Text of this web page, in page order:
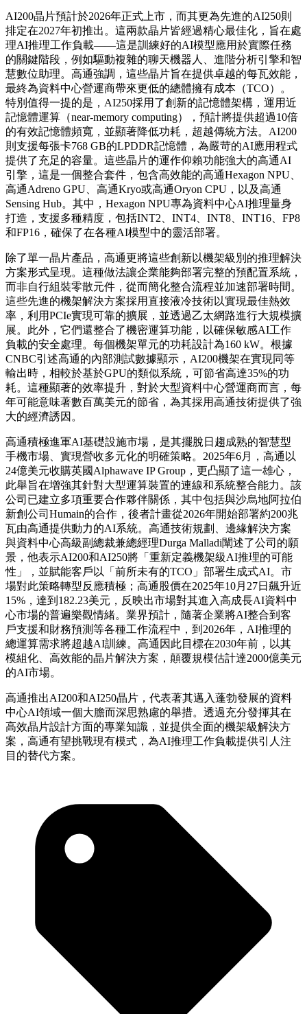
AI200晶片預計於2026年正式上市，而其更為先進的AI250則
排定在2027年初推出。這兩款晶片皆經過精心最佳化，旨在處
理AI推理工作負載——這是訓練好的AI模型應用於實際任務
的關鍵階段，例如驅動複雜的聊天機器人、進階分析引擎和智
慧數位助理。高通強調，這些晶片旨在提供卓越的每瓦效能，
最終為資料中心營運商帶來更低的總體擁有成本（TCO）。
特別值得一提的是，AI250採用了創新的記憶體架構，運用近
記憶體運算（near-memory computing），預計將提供超過10倍
的有效記憶體頻寬，並顯著降低功耗，超越傳統方法。AI200
則支援每張卡768 GB的LPDDR記憶體，為嚴苛的AI應用程式
提供了充足的容量。這些晶片的運作仰賴功能強大的高通AI
引擎，這是一個整合套件，包含高效能的高通Hexagon NPU、
高通Adreno GPU、高通Kryo或高通Oryon CPU，以及高通
Sensing Hub。其中，Hexagon NPU專為資料中心AI推理量身
打造，支援多種精度，包括INT2、INT4、INT8、INT16、FP8
和FP16，確保了在各種AI模型中的靈活部署。
除了單一晶片產品，高通更將這些創新以機架級別的推理解決
方案形式呈現。這種做法讓企業能夠部署完整的預配置系統，
而非自行組裝零散元件，從而簡化整合流程並加速部署時間。
這些先進的機架解決方案採用直接液冷技術以實現最佳熱效
率，利用PCIe實現可靠的擴展，並透過乙太網路進行大規模擴
展。此外，它們還整合了機密運算功能，以確保敏感AI工作
負載的安全處理。每個機架單元的功耗設計為160 kW。根據
CNBC引述高通的內部測試數據顯示，AI200機架在實現同等
輸出時，相較於基於GPU的類似系統，可節省高達35%的功
耗。這種顯著的效率提升，對於大型資料中心營運商而言，每
年可能意味著數百萬美元的節省，為其採用高通技術提供了強
大的經濟誘因。
高通積極進軍AI基礎設施市場，是其擺脫日趨成熟的智慧型
手機市場、實現營收多元化的明確策略。2025年6月，高通以
24億美元收購英國Alphawave IP Group，更凸顯了這一雄心，
此舉旨在增強其針對大型運算裝置的連線和系統整合能力。該
公司已建立多項重要合作夥伴關係，其中包括與沙烏地阿拉伯
新創公司Humain的合作，後者計畫從2026年開始部署約200兆
瓦由高通提供動力的AI系統。高通技術規劃、邊緣解決方案
與資料中心高級副總裁兼總經理Durga Malladi闡述了公司的願
景，他表示AI200和AI250將「重新定義機架級AI推理的可能
性」，並賦能客戶以「前所未有的TCO」部署生成式AI。市
場對此策略轉型反應積極；高通股價在2025年10月27日飆升近
15%，達到182.23美元，反映出市場對其進入高成長AI資料中
心市場的普遍樂觀情緒。業界預計，隨著企業將AI整合到客
戶支援和財務預測等各種工作流程中，到2026年，AI推理的
總運算需求將超越AI訓練。高通因此目標在2030年前，以其
模組化、高效能的晶片解決方案，顛覆規模估計達2000億美元
的AI市場。
高通推出AI200和AI250晶片，代表著其邁入蓬勃發展的資料
中心AI領域一個大膽而深思熟慮的舉措。透過充分發揮其在
高效晶片設計方面的專業知識，並提供全面的機架級解決方
案，高通有望挑戰現有模式，為AI推理工作負載提供引人注
目的替代方案。